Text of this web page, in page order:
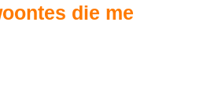
die me